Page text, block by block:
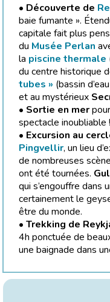
• Découverte de
baie fumante ».
capitale fait plus
du Musée Perlan
la piscine thermale
du centre historique
tubes » (bassin
et au mystérieux
• Sortie en mer
spectacle inoubliable !
• Excursion au
Pingvellir, un lieu
de nombreuses
ont été tournées.
qui s’engouffre dans
certainement le
être du monde.
• Trekking de
4h ponctuée de
une baignade dans